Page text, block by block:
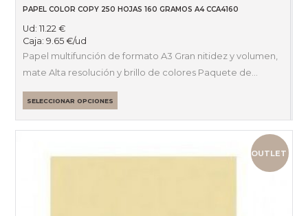
PAPEL COLOR COPY 250 HOJAS 160 GRAMOS A4 CCA4160
Ud:11.22€
Caja:9.65€/ud
Papel multifunción de formato A3 Gran nitidez y volumen,
mate Alta resolución y brillo de colores Paquete de…
SELECCIONAR OPCIONES
OUTLET